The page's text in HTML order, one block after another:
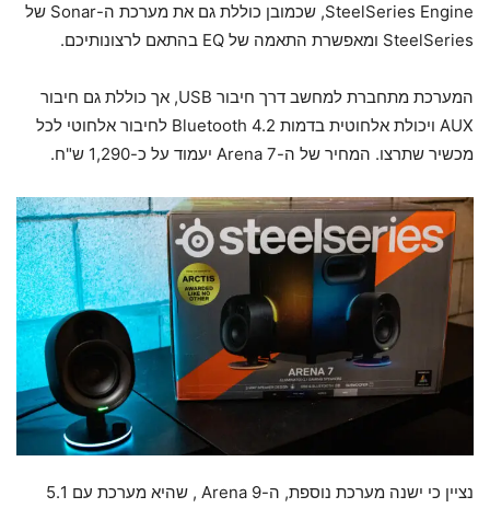
SteelSeries Engine, שכמובן כוללת גם את מערכת ה-Sonar של
SteelSeries ומאפשרת התאמה של EQ בהתאם לרצונותיכם.
המערכת מתחברת למחשב דרך חיבור USB, אך כוללת גם חיבור
AUX ויכולת אלחוטית בדמות Bluetooth 4.2 לחיבור אלחוטי לכל
מכשיר שתרצו. המחיר של ה-Arena 7 יעמוד על כ-1,290 ש"ח.
נציין כי ישנה מערכת נוספת, ה-Arena 9 , שהיא מערכת עם 5.1